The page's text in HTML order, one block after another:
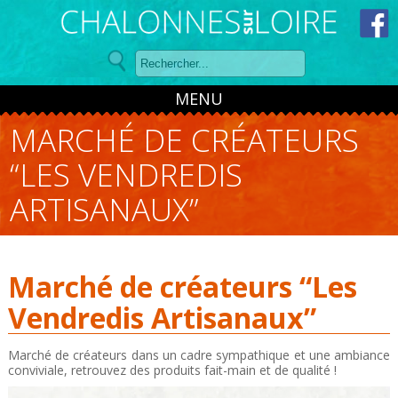
Panneau de gestion des cookies
MENU
MARCHÉ DE CRÉATEURS
“LES VENDREDIS
ARTISANAUX”
Marché de créateurs “Les
Vendredis Artisanaux”
Marché de créateurs dans un cadre sympathique et une ambiance
conviviale, retrouvez des produits fait-main et de qualité !